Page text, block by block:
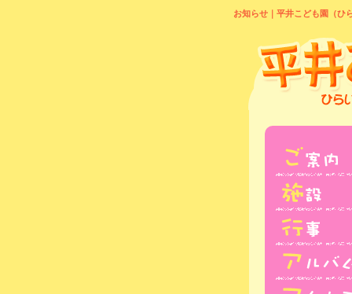
お知らせ｜平井こども園（ひ